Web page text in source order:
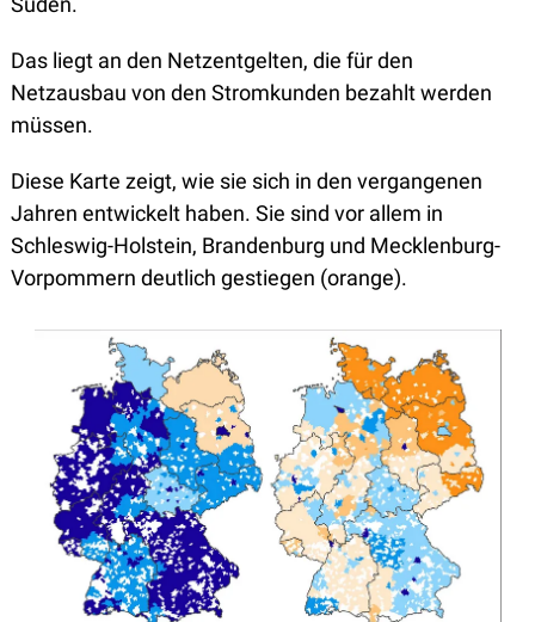
Das liegt an den Netzentgelten, die für den
Netzausbau von den Stromkunden bezahlt werden
müssen.
Diese Karte zeigt, wie sie sich in den vergangenen
Jahren entwickelt haben. Sie sind vor allem in
Schleswig-Holstein, Brandenburg und Mecklenburg-
Vorpommern deutlich gestiegen (orange).